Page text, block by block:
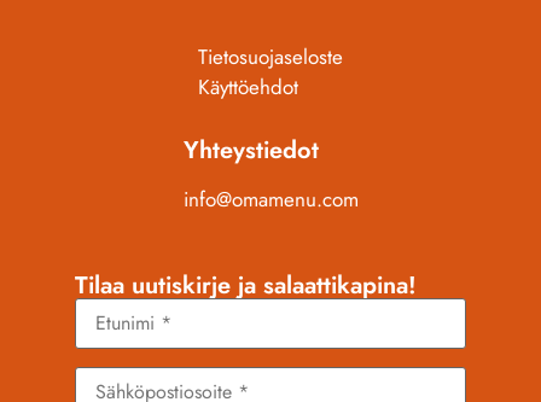
Tietosuojaseloste
Käyttöehdot
Yhteystiedot
info@omamenu.com
Tilaa uutiskirje ja salaattikapina!